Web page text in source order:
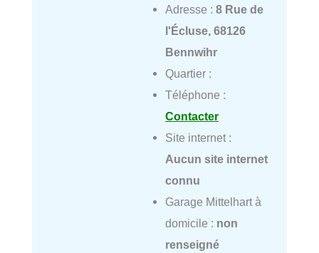
Adresse : 8 Rue de
l'Écluse, 68126
Bennwihr
Quartier :
Téléphone :
Contacter
Site internet :
Aucun site internet
connu
Garage Mittelhart à
domicile : non
renseigné